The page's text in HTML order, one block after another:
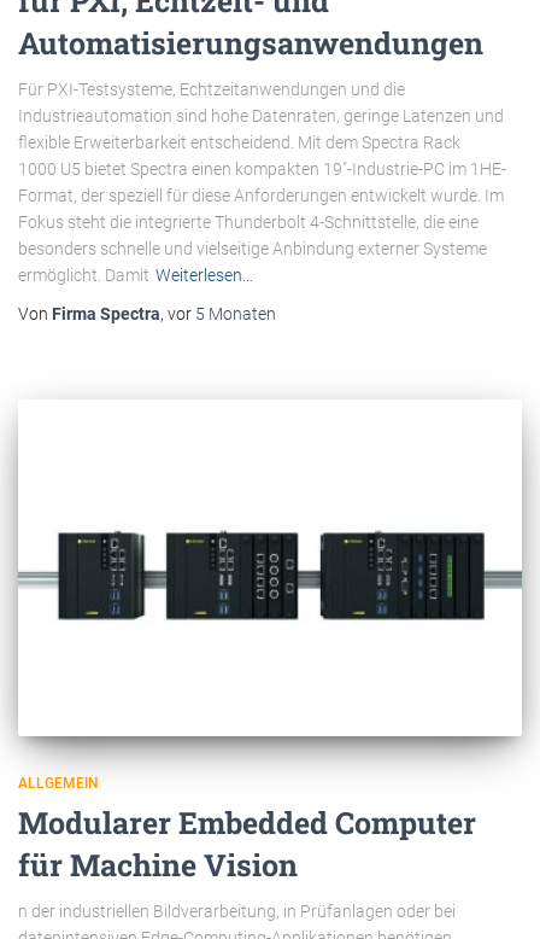
Automatisierungsanwendungen
Für PXI-Testsysteme, Echtzeitanwendungen und die
Industrieautomation sind hohe Datenraten, geringe Latenzen und
flexible Erweiterbarkeit entscheidend. Mit dem Spectra Rack
1000 U5 bietet Spectra einen kompakten 19"-Industrie-PC im 1HE-
Format, der speziell für diese Anforderungen entwickelt wurde. Im
Fokus steht die integrierte Thunderbolt 4-Schnittstelle, die eine
besonders schnelle und vielseitige Anbindung externer Systeme
ermöglicht. Damit Weiterlesen…
Von Firma Spectra, vor 5 Monaten
ALLGEMEIN
Modularer Embedded Computer
für Machine Vision
n der industriellen Bildverarbeitung, in Prüfanlagen oder bei